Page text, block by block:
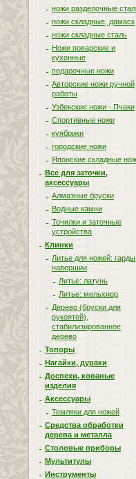
ножи разделочные
ножи складные, дамаск
ножи складные сталь
Ножи поварские и
кухонные
подарочные ножи
Авторские ножи ручной
работы
Узбекские ножи - Пчаки
Спортивные ножи
куябрики
городские ножи
Японские складные
Все для заточки,
аксессуары
Алмазные бруски
Водные камни
Точилки и заточные
устройства
Клинки
Литье для ножей: гарды,
навершии
Литье: латунь
Литье: мельхиор
Дерево (бруски для
рукоятей),
стабилизированное
дерево
Топоры
Нагайки, дураки
Доспехи, кованые
изделия
Аксессуары
Темляки для ножей
Средства обработки
дерева и металла
Столовые приборы
Мультитулы
Инструменты